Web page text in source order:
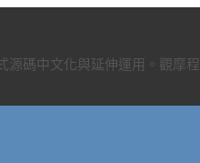
碼中文化與延伸運用。觀